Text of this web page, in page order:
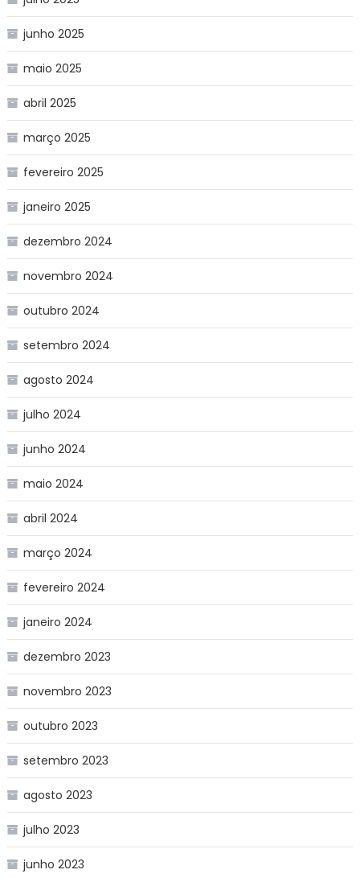
junho 2025
maio 2025
abril 2025
março 2025
fevereiro 2025
janeiro 2025
dezembro 2024
novembro 2024
outubro 2024
setembro 2024
agosto 2024
julho 2024
junho 2024
maio 2024
abril 2024
março 2024
fevereiro 2024
janeiro 2024
dezembro 2023
novembro 2023
outubro 2023
setembro 2023
agosto 2023
julho 2023
junho 2023